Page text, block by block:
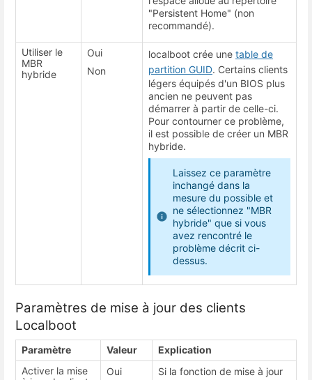
"Persistent Home" (non
recommandé).
Utiliser le
MBR
hybride
Oui
Non
localboot crée une table de
partition GUID. Certains clients
légers équipés d'un BIOS plus
ancien ne peuvent pas
démarrer à partir de celle-ci.
Pour contourner ce problème,
il est possible de créer un MBR
hybride.
Laissez ce paramètre
inchangé dans la
mesure du possible et
ne sélectionnez "MBR
hybride" que si vous
avez rencontré le
problème décrit ci-
dessus.
Paramètres de mise à jour des clients
Localboot
Paramètre Valeur
Explication
Activer la mise
Oui
Si la fonction de mise à jour